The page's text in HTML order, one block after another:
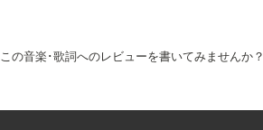
この音楽･歌詞へのレビューを書いてみませんか？